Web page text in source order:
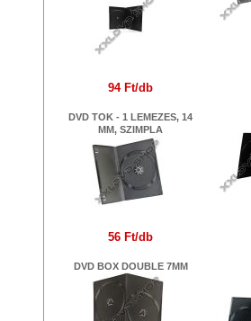
94 Ft/db
DVD TOK - 1 LEMEZES, 14
MM, SZIMPLA
56 Ft/db
DVD BOX DOUBLE 7MM